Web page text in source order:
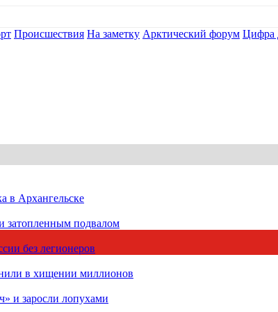
Происшествия На заметку Арктический форум Цифра
в Архангельске
затопленным подвалом
без легионеров
в хищении миллионов
и заросли лопухами